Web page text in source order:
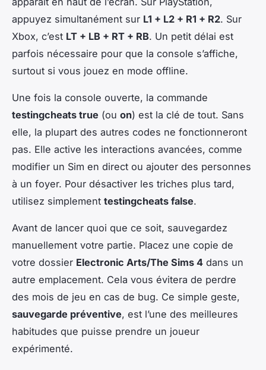
appuyez simultanément sur L1 + L2 + R1 + R2. Sur
Xbox, c’est LT + LB + RT + RB. Un petit délai est
parfois nécessaire pour que la console s’affiche,
surtout si vous jouez en mode offline.
Une fois la console ouverte, la commande
testingcheats true (ou on) est la clé de tout. Sans
elle, la plupart des autres codes ne fonctionneront
pas. Elle active les interactions avancées, comme
modifier un Sim en direct ou ajouter des personnes
à un foyer. Pour désactiver les triches plus tard,
utilisez simplement testingcheats false.
Avant de lancer quoi que ce soit, sauvegardez
manuellement votre partie. Placez une copie de
votre dossier Electronic Arts/The Sims 4 dans un
autre emplacement. Cela vous évitera de perdre
des mois de jeu en cas de bug. Ce simple geste,
sauvegarde préventive, est l’une des meilleures
habitudes que puisse prendre un joueur
expérimenté.